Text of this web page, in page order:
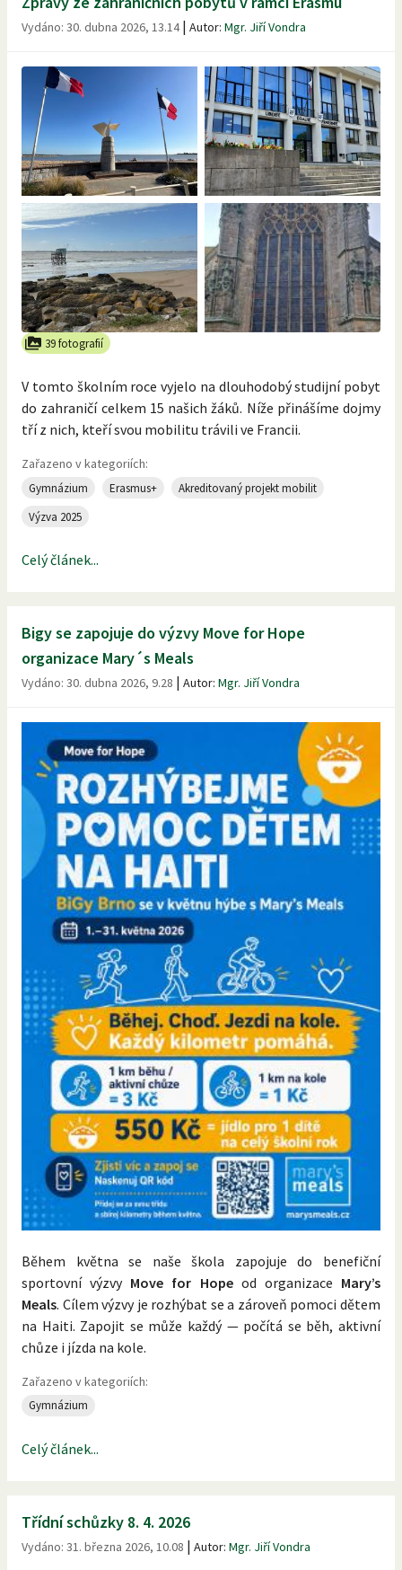
Vydáno: 30. dubna 2026, 13.14| Autor: Mgr. Jiří Vondra
39 fotografií
V tomto školním roce vyjelo na dlouhodobý studijní pobyt
do zahraničí celkem 15 našich žáků. Níže přinášíme dojmy
tří z nich, kteří svou mobilitu trávili ve Francii.
Zařazeno v kategoriích:
Gymnázium Erasmus+
Akreditovaný projekt mobilit
Výzva 2025
Celý článek...
Bigy se zapojuje do výzvy Move for Hope
organizace Mary´s Meals
Vydáno: 30. dubna 2026, 9.28 | Autor: Mgr. Jiří Vondra
Během května se naše škola zapojuje do benefiční
sportovní výzvy Move for Hopeod organizace Mary’s
Meals. Cílem výzvy je rozhýbat se a zároveň pomoci dětem
na Haiti. Zapojit se může každý — počítá se běh, aktivní
chůze i jízda na kole.
Zařazeno v kategoriích:
Gymnázium
Celý článek...
Třídní schůzky 8. 4. 2026
Vydáno: 31. března 2026, 10.08 | Autor: Mgr. Jiří Vondra